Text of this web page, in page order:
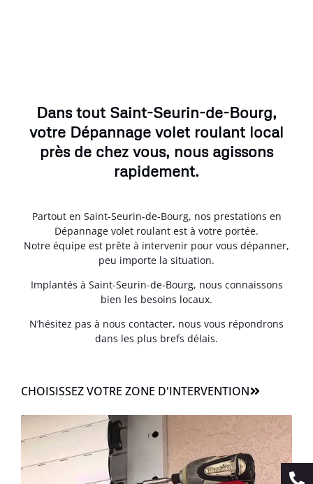
Dans tout Saint-Seurin-de-Bourg,
votre Dépannage volet roulant local
près de chez vous, nous agissons
rapidement.
Partout en Saint-Seurin-de-Bourg, nos prestations en
Dépannage volet roulant est à votre portée.
Notre équipe est prête à intervenir pour vous dépanner,
peu importe la situation.
Implantés à Saint-Seurin-de-Bourg, nous connaissons
bien les besoins locaux.
N’hésitez pas à nous contacter, nous vous répondrons
dans les plus brefs délais.
CHOISISSEZ VOTRE ZONE D'INTERVENTION